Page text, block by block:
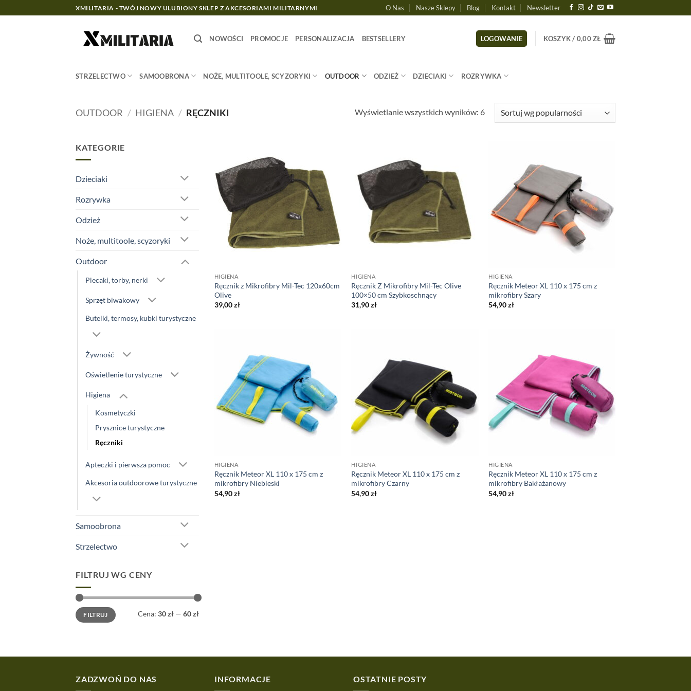
do
XMILITARIA - TWÓJ NOWY ULUBIONY SKLEP Z AKCESORIAMI MILITARNYMI O Nas Nasze Sklepy Blog Kontakt Newsletter
NOWOŚCI PROMOCJE PERSONALIZACJA BESTSELLERY LOGOWANIE KOSZYK / 0,00ZŁ
STRZELECTWO SAMOOBRONA NOŻE, MULTITOOLE, SCYZORYKI OUTDOOR ODZIEŻ DZIECIAKI ROZRYWKA
OUTDOOR / HIGIENA / RĘCZNIKI Wyświetlanie wszystkich wyników: 6Posortowane
według
KATEGORIE
Dzieciaki
Rozrywka
Odzież
Noże, multitoole, scyzoryki
Outdoor
Plecaki, torby, nerki
Sprzęt biwakowy
Butelki, termosy, kubki turystyczne
Żywność
Oświetlenie turystyczne
Higiena
Kosmetyczki
Prysznice turystyczne
Ręczniki
Apteczki i pierwsza pomoc
Akcesoria outdoorowe turystyczne
Samoobrona
Strzelectwo
FILTRUJ WG CENY
Cena
min
Cena
maxFILTRUJ Cena: 30 zł — 60 zł
HIGIENA
Ręcznik z Mikrofibry Mil-Tec 120x60cm
Olive
39,00zł
HIGIENA
Ręcznik Z Mikrofibry Mil-Tec Olive
100×50 cm Szybkoschnący
31,90zł
HIGIENA
Ręcznik Meteor XL 110 x 175 cm z
mikrofibry Szary
54,90zł
HIGIENA
Ręcznik Meteor XL 110 x 175 cm z
mikrofibry Niebieski
54,90zł
HIGIENA
Ręcznik Meteor XL 110 x 175 cm z
mikrofibry Czarny
54,90zł
HIGIENA
Ręcznik Meteor XL 110 x 175 cm z
mikrofibry Bakłażanowy
54,90zł
ZADZWOŃ DO NAS INFORMACJE OSTATNIE POSTY